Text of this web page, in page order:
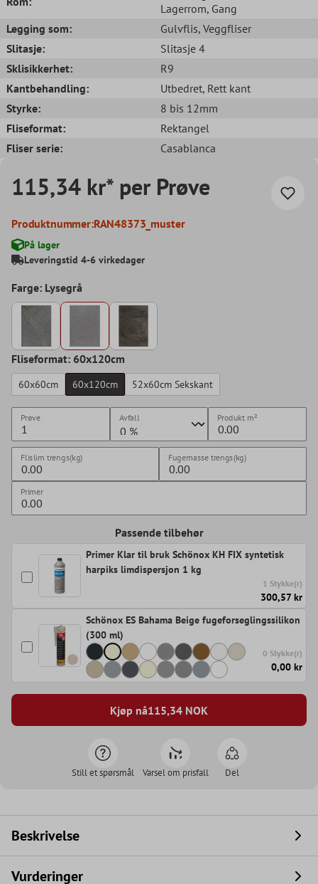
Lagerrom, Gang
Legging som:
Gulvflis, Veggfliser
Slitasje:
Slitasje 4
Sklisikkerhet:
R9
Kantbehandling:
Utbedret, Rett kant
Styrke:
8 bis 12mm
Fliseformat:
Rektangel
Fliser serie:
Casablanca
115,34 kr* per Prøve
Produktnummer:RAN48373_muster
På lager
Leveringstid 4-6 virkedager
Farge: Lysegrå
Fliseformat: 60x120cm
60x60cm 60x120cm 52x60cm Sekskant
Prøve Avfall Produkt m²
Flislim trengs(kg) Fugemasse trengs(kg)
Primer
Passende tilbehør
Primer Klar til bruk Schönox KH FIX syntetisk
harpiks limdispersjon 1 kg
1 Stykke(r)
300,57 kr
Schönox ES Bahama Beige fugeforseglingssilikon
(300 ml)
0 Stykke(r)
0,00 kr
Kjøp nå115,34 NOK
Still et spørsmål Varsel om prisfall Del
Beskrivelse
Vurderinger